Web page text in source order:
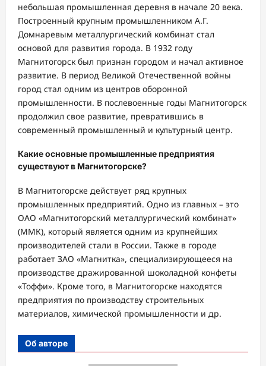
небольшая промышленная деревня в начале 20 века.
Построенный крупным промышленником А.Г.
Домнаревым металлургический комбинат стал
основой для развития города. В 1932 году
Магнитогорск был признан городом и начал активное
развитие. В период Великой Отечественной войны
город стал одним из центров оборонной
промышленности. В послевоенные годы Магнитогорск
продолжил свое развитие, превратившись в
современный промышленный и культурный центр.
Какие основные промышленные предприятия
существуют в Магнитогорске?
В Магнитогорске действует ряд крупных
промышленных предприятий. Одно из главных – это
ОАО «Магнитогорский металлургический комбинат»
(ММК), который является одним из крупнейших
производителей стали в России. Также в городе
работает ЗАО «Магнитка», специализирующееся на
производстве дражированной шоколадной конфеты
«Тоффи». Кроме того, в Магнитогорске находятся
предприятия по производству строительных
материалов, химической промышленности и др.
Об авторе